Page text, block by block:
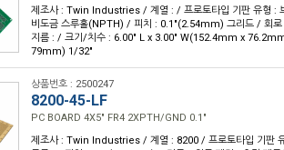
제조사 : Twin Industries / 계열 : / 프로토타입 기판 유형 :
비도금 스루홀(NPTH) / 피치 : 0.1"(2.54mm) 그리드 / 회
지름 : / 크기/치수 : 6.00" L x 3.00" W(152.4mm x
79mm) 1/32"
상품번호 : 2500247
8200-45-LF
PC BOARD 4X5" FR4 2XPTH/GND 0.1"
제조사 : Twin Industries / 계열 : 8200 / 프로토타입 기판